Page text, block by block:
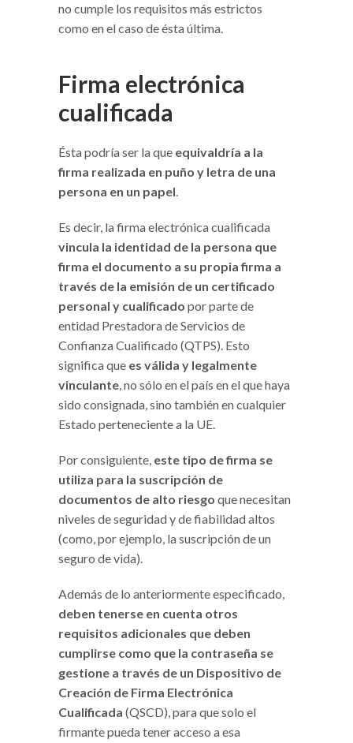
no cumple los requisitos más estrictos
como en el caso de ésta última.
Firma electrónica
cualificada
Ésta podría ser la que equivaldría a la
firma realizada en puño y letra de una
persona en un papel.
Es decir, la firma electrónica cualificada
vincula la identidad de la persona que
firma el documento a su propia firma a
través de la emisión de un certificado
personal y cualificado por parte de
entidad Prestadora de Servicios de
Confianza Cualificado (QTPS). Esto
significa que es válida y legalmente
vinculante, no sólo en el país en el que haya
sido consignada, sino también en cualquier
Estado perteneciente a la UE.
Por consiguiente, este tipo de firma se
utiliza para la suscripción de
documentos de alto riesgo que necesitan
niveles de seguridad y de fiabilidad altos
(como, por ejemplo, la suscripción de un
seguro de vida).
Además de lo anteriormente especificado,
deben tenerse en cuenta otros
requisitos adicionales que deben
cumplirse como que la contraseña se
gestione a través de un Dispositivo de
Creación de Firma Electrónica
Cualificada (QSCD), para que solo el
firmante pueda tener acceso a esa